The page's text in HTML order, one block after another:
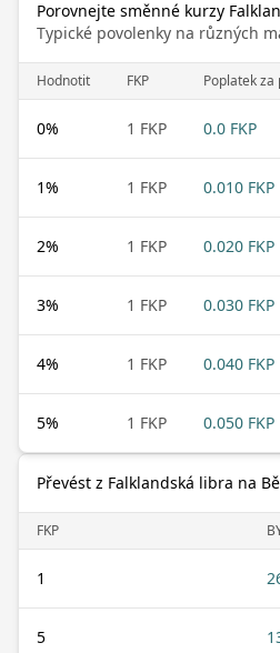
Porovnejte směnné kurzy
Typické povolenky na různých
Hodnotit FKP Poplatek za
0% 1 FKP 0.0 FKP
1% 1 FKP 0.010 FKP
2% 1 FKP 0.020 FKP
3% 1 FKP 0.030 FKP
4% 1 FKP 0.040 FKP
5% 1 FKP 0.050 FKP
Převést z Falklandská libra na
FKP
1
5